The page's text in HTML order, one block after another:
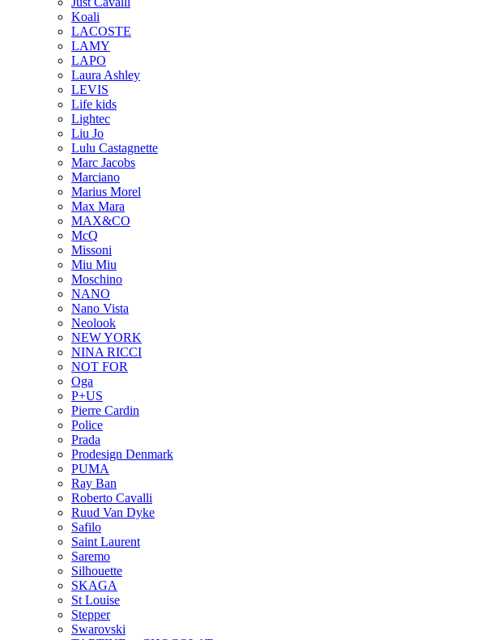
Koali
LACOSTE
LAMY
LAPO
Laura Ashley
LEVIS
Life kids
Lightec
Liu Jo
Lulu Castagnette
Marc Jacobs
Marciano
Marius Morel
Max Mara
MAX&CO
McQ
Missoni
Miu Miu
Moschino
NANO
Nano Vista
Neolook
NEW YORK
NINA RICCI
NOT FOR
Oga
P+US
Pierre Cardin
Police
Prada
Prodesign Denmark
PUMA
Ray Ban
Roberto Cavalli
Ruud Van Dyke
Safilo
Saint Laurent
Saremo
Silhouette
SKAGA
St Louise
Stepper
Swarovski